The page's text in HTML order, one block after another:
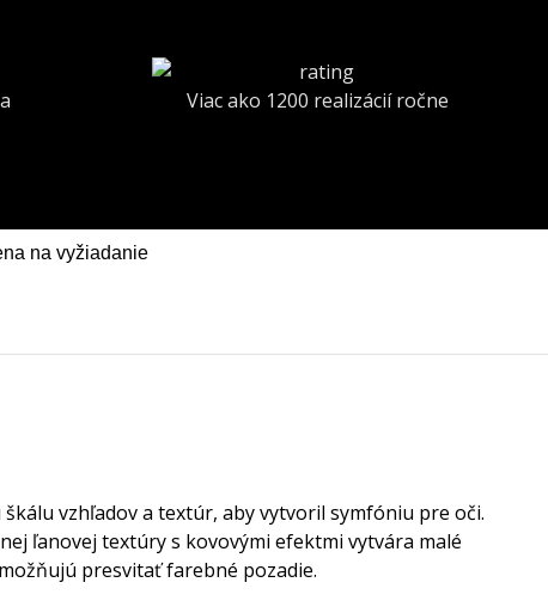
Viac ako 1200 realizácií ročne
na vyžiadanie
vzhľadov a textúr, aby vytvoril symfóniu pre oči.
ľanovej textúry s kovovými efektmi vytvára malé
presvitať farebné pozadie.